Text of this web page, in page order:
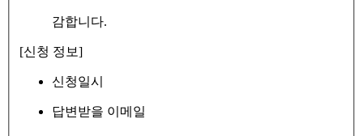
감합니다.
[신청 정보]
신청일시
답변받을 이메일